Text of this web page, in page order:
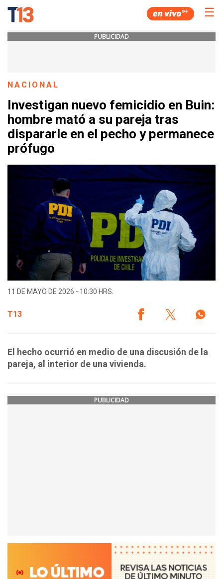
☰
PUBLICIDAD
NACIONAL
Investigan nuevo femicidio en Buin:
hombre mató a su pareja tras
dispararle en el pecho y permanece
prófugo
11 DE MAYO DE 2026 - 10:30 HRS.
T13
El hecho ocurrió en medio de una discusión de la
pareja, al interior de una vivienda.
PUBLICIDAD